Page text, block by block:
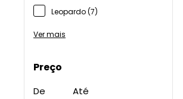
Leopardo (7)
Ver mais
Preço
De Até